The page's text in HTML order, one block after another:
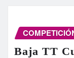
Baja TT